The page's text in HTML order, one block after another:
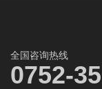
全国咨询热线
0752-